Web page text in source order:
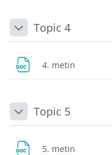
DaraltTopic 4
4. metin
DaraltTopic 5
5. metin